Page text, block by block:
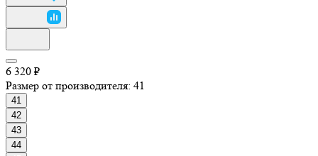
6 320 ₽
Размер от производителя: 41
41
42
43
44